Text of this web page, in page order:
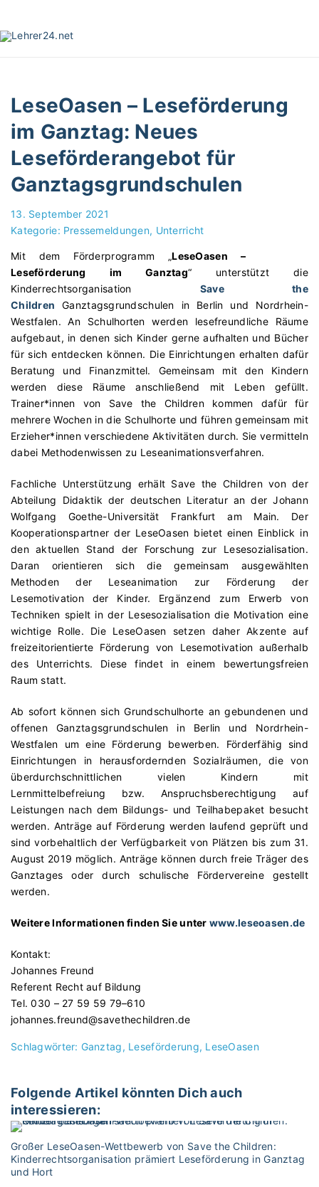
i
LeseOasen – Leseförderung
im Ganztag: Neues
Leseförderangebot für
Ganztagsgrundschulen
13. September 2021
Kategorie: Pressemeldungen Unterricht
Mit dem Förderprogramm „LeseOasen –
Leseförderung im Ganztag“ unterstützt die
Kinderrechtsorganisation Save the
Children Ganztagsgrundschulen in Berlin und Nordrhein-
Westfalen. An Schulhorten werden lesefreundliche Räume
aufgebaut, in denen sich Kinder gerne aufhalten und Bücher
für sich entdecken können. Die Einrichtungen erhalten dafür
Beratung und Finanzmittel. Gemeinsam mit den Kindern
werden diese Räume anschließend mit Leben gefüllt.
Trainer*innen von Save the Children kommen dafür für
mehrere Wochen in die Schulhorte und führen gemeinsam mit
Erzieher*innen verschiedene Aktivitäten durch. Sie vermitteln
dabei Methodenwissen zu Leseanimationsverfahren.
Fachliche Unterstützung erhält Save the Children von der
Abteilung Didaktik der deutschen Literatur an der Johann
Wolfgang Goethe-Universität Frankfurt am Main. Der
Kooperationspartner der LeseOasen bietet einen Einblick in
den aktuellen Stand der Forschung zur Lesesozialisation.
Daran orientieren sich die gemeinsam ausgewählten
Methoden der Leseanimation zur Förderung der
Lesemotivation der Kinder. Ergänzend zum Erwerb von
Techniken spielt in der Lesesozialisation die Motivation eine
wichtige Rolle. Die LeseOasen setzen daher Akzente auf
freizeitorientierte Förderung von Lesemotivation außerhalb
des Unterrichts. Diese findet in einem bewertungsfreien
Raum statt.
Ab sofort können sich Grundschulhorte an gebundenen und
offenen Ganztagsgrundschulen in Berlin und Nordrhein-
Westfalen um eine Förderung bewerben. Förderfähig sind
Einrichtungen in herausfordernden Sozialräumen, die von
überdurchschnittlichen vielen Kindern mit
Lernmittelbefreiung bzw. Anspruchsberechtigung auf
Leistungen nach dem Bildungs- und Teilhabepaket besucht
werden. Anträge auf Förderung werden laufend geprüft und
sind vorbehaltlich der Verfügbarkeit von Plätzen bis zum 31.
August 2019 möglich. Anträge können durch freie Träger des
Ganztages oder durch schulische Fördervereine gestellt
werden.
Weitere Informationen finden Sie unter www.leseoasen.de
Kontakt:
Johannes Freund
Referent Recht auf Bildung
Tel. 030 – 27 59 59 79–610
johannes.freund@savethechildren.de
Schlagwörter: Ganztag Leseförderung LeseOasen
Folgende Artikel könnten Dich auch
interessieren:
Großer LeseOasen-Wettbewerb von Save the Children:
Kinderrechtsorganisation prämiert Leseförderung in Ganztag
und Hort